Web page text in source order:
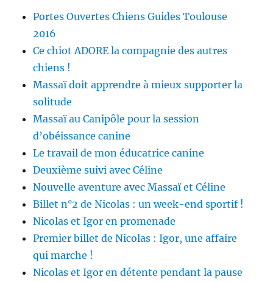
Portes Ouvertes Chiens Guides Toulouse
2016
Ce chiot ADORE la compagnie des autres
chiens !
Massaï doit apprendre à mieux supporter la
solitude
Massaï au Canipôle pour la session
d’obéissance canine
Le travail de mon éducatrice canine
Deuxième suivi avec Céline
Nouvelle aventure avec Massaï et Céline
Billet n°2 de Nicolas : un week-end sportif !
Nicolas et Igor en promenade
Premier billet de Nicolas : Igor, une affaire
qui marche !
Nicolas et Igor en détente pendant la pause